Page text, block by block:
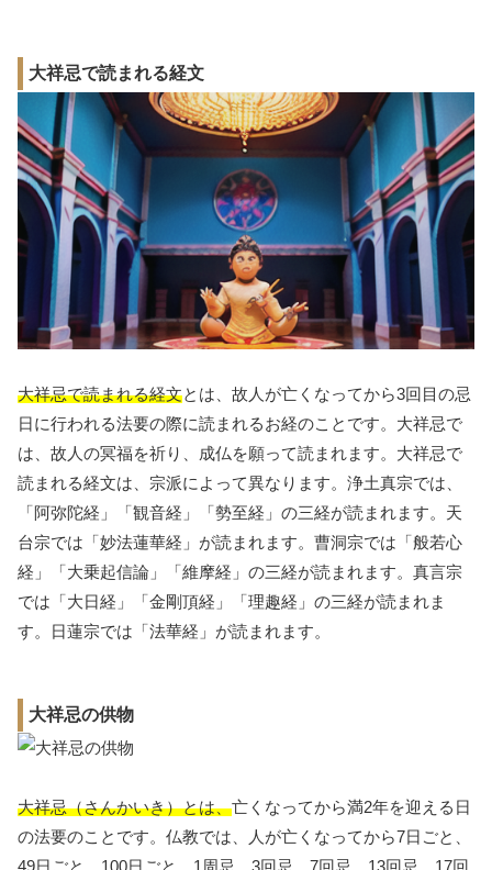
大祥忌で読まれる経文
大祥忌で読まれる経文とは、故人が亡くなってから3回目の忌
日に行われる法要の際に読まれるお経のことです。大祥忌で
は、故人の冥福を祈り、成仏を願って読まれます。大祥忌で
読まれる経文は、宗派によって異なります。浄土真宗では、
「阿弥陀経」「観音経」「勢至経」の三経が読まれます。天
台宗では「妙法蓮華経」が読まれます。曹洞宗では「般若心
経」「大乗起信論」「維摩経」の三経が読まれます。真言宗
では「大日経」「金剛頂経」「理趣経」の三経が読まれま
す。日蓮宗では「法華経」が読まれます。
大祥忌の供物
大祥忌（さんかいき）とは、亡くなってから満2年を迎える日
の法要のことです。仏教では、人が亡くなってから7日ごと、